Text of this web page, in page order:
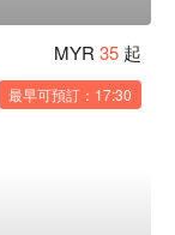
MYR 35 起
最早可預訂：17:30